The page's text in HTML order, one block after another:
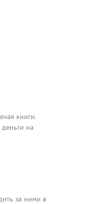
книги.
на
за ними в